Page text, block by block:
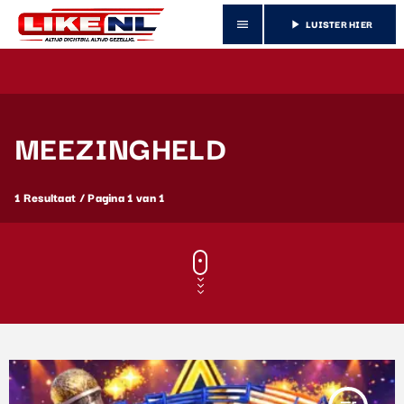
menu play_arrow LUISTER HIER
MEEZINGHELD
1 Resultaat / Pagina 1 van 1